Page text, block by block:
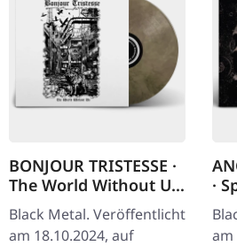
BONJOUR TRISTESSE ·
The World Without Us
| ECO RECYCLE LP
Black Metal. Veröffentlicht
am 18.10.2024, auf
·
am